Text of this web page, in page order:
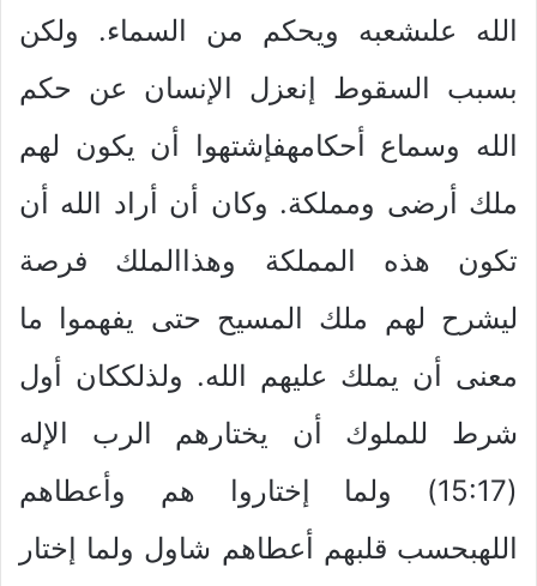
الله علىشعبه ويحكم من السماء. ولكن
بسبب السقوط إنعزل الإنسان عن حكم
الله وسماع أحكامهفإشتهوا أن يكون لهم
ملك أرضى ومملكة. وكان أن أراد الله أن
تكون هذه المملكة وهذاالملك فرصة
ليشرح لهم ملك المسيح حتى يفهموا ما
معنى أن يملك عليهم الله. ولذلككان أول
شرط للملوك أن يختارهم الرب الإله
(15:17) ولما إختاروا هم وأعطاهم
اللهبحسب قلبهم أعطاهم شاول ولما إختار